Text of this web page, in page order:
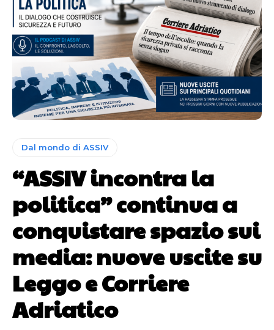
Dal mondo di ASSIV
“ASSIV incontra la
politica” continua a
conquistare spazio sui
media: nuove uscite su
Leggo e Corriere
Adriatico